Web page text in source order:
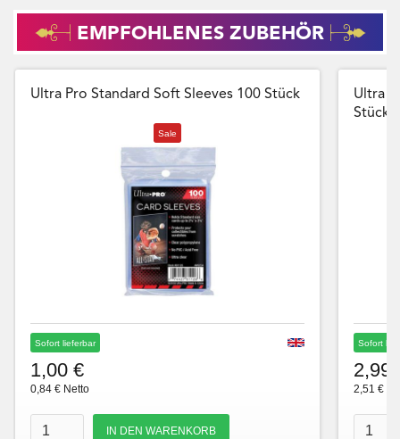
EMPFOHLENES ZUBEHÖR
Ultra Pro Standard Soft Sleeves 100 Stück
Sale
Sofort lieferbar
1,00 €
0,84 € Netto
Ultra
Stück
Sofort
2,99
2,51 €